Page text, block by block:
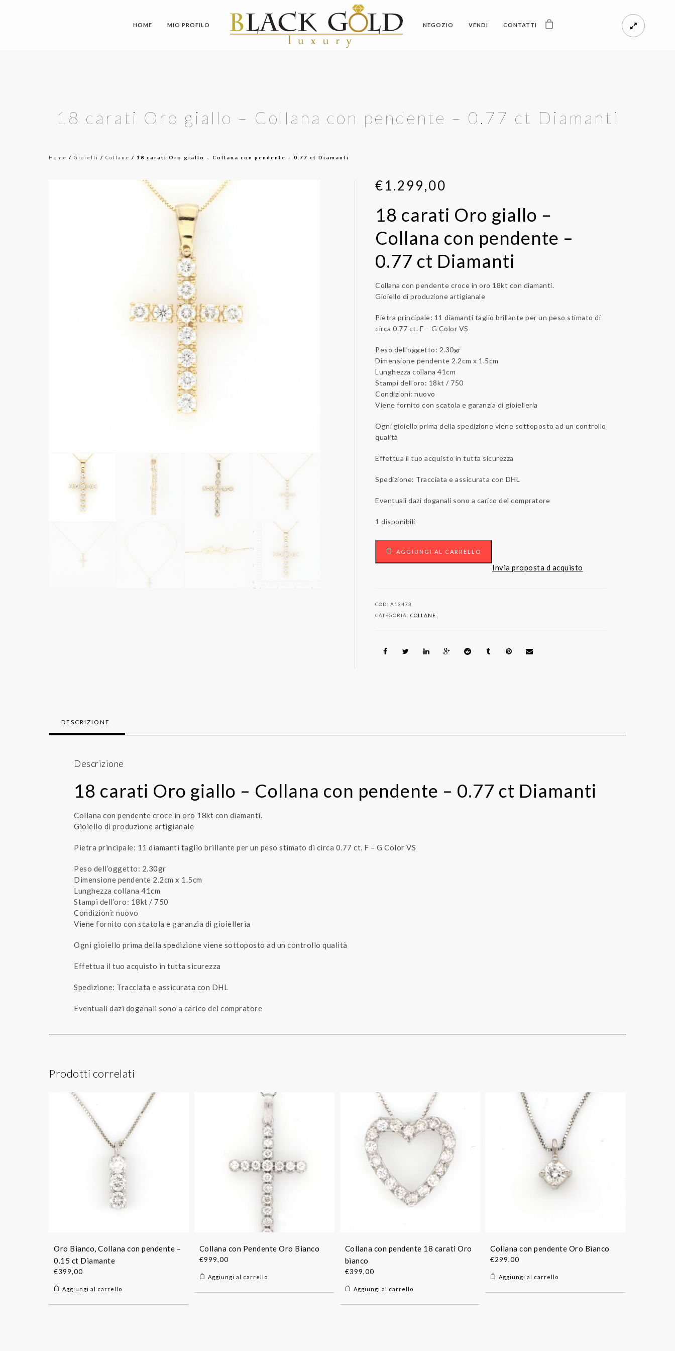
HOME MIO PROFILO NEGOZIO VENDI CONTATTI
18 carati Oro giallo – Collana con pendente – 0.77 ct Diamanti
Home / Gioielli / Collane / 18 carati Oro giallo – Collana con pendente – 0.77 ct Diamanti
€1.299,00
18 carati Oro giallo –
Collana con pendente –
0.77 ct Diamanti
Collana con pendente croce in oro 18kt con diamanti.
Gioiello di produzione artigianale
Pietra principale: 11 diamanti taglio brillante per un peso stimato di
circa 0.77 ct. F – G Color VS
Peso dell’oggetto: 2.30gr
Dimensione pendente 2.2cm x 1.5cm
Lunghezza collana 41cm
Stampi dell’oro: 18kt / 750
Condizioni: nuovo
Viene fornito con scatola e garanzia di gioielleria
Ogni gioiello prima della spedizione viene sottoposto ad un controllo
qualità
Effettua il tuo acquisto in tutta sicurezza
Spedizione: Tracciata e assicurata con DHL
Eventuali dazi doganali sono a carico del compratore
1 disponibili
carati
AGGIUNGI AL CARRELLO
Invia proposta d acquisto
COD: A13473
CATEGORIA: COLLANE
DESCRIZIONE
Descrizione
18 carati Oro giallo – Collana con pendente – 0.77 ct Diamanti
Collana con pendente croce in oro 18kt con diamanti.
Gioiello di produzione artigianale
Pietra principale: 11 diamanti taglio brillante per un peso stimato di circa 0.77 ct. F – G Color VS
Peso dell’oggetto: 2.30gr
Dimensione pendente 2.2cm x 1.5cm
Lunghezza collana 41cm
Stampi dell’oro: 18kt / 750
Condizioni: nuovo
Viene fornito con scatola e garanzia di gioielleria
Ogni gioiello prima della spedizione viene sottoposto ad un controllo qualità
Effettua il tuo acquisto in tutta sicurezza
Spedizione: Tracciata e assicurata con DHL
Eventuali dazi doganali sono a carico del compratore
Prodotti correlati
Oro Bianco, Collana con pendente –
0.15 ct Diamante
€399,00
Aggiungi al carrello
Collana con Pendente Oro Bianco
€999,00
Aggiungi al carrello
Collana con pendente 18 carati Oro
bianco
€399,00
Aggiungi al carrello
Collana con pendente Oro Bianco
€299,00
Aggiungi al carrello